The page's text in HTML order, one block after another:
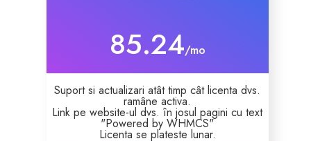
Counter Strike 1.6
Counter Strike Go
GTA San Andreas
85.24/mo
Suport si actualizari atât timp cât licenta dvs.
ramâne activa.
Link pe website-ul dvs. în josul pagini cu text
"Powered by WHMCS"
Licenta se plateste lunar.